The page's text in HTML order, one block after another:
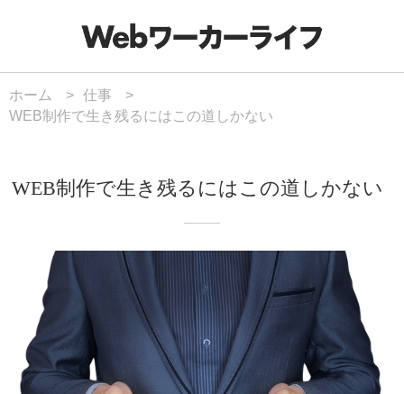
ホーム
仕事
WEB制作で生き残るにはこの道しかない
WEB制作で生き残るにはこの道しかない